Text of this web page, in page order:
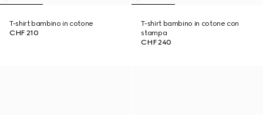
T-shirt bambino in cotone
CHF 210
T-shirt bambino in cotone con
stampa
CHF 240